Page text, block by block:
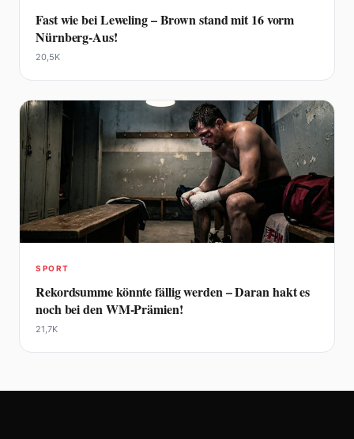
Fast wie bei Leweling – Brown stand mit 16 vorm
Nürnberg-Aus!
20,5K
SPORT
Rekordsumme könnte fällig werden – Daran hakt es
noch bei den WM-Prämien!
21,7K